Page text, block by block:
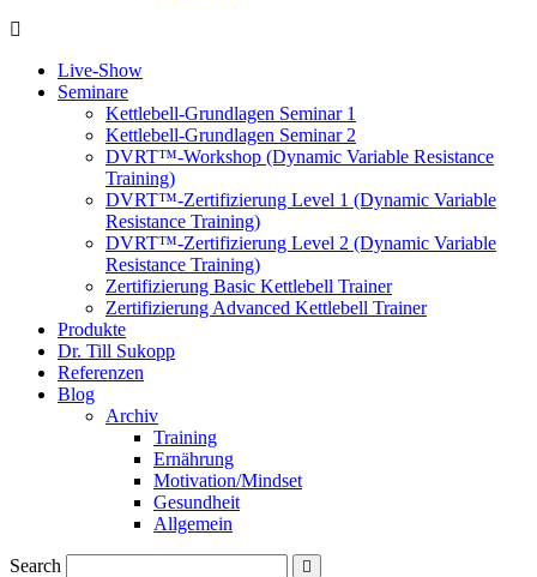
Live-Show
Seminare
Kettlebell-Grundlagen Seminar 1
Kettlebell-Grundlagen Seminar 2
DVRT™-Workshop (Dynamic Variable Resistance
Training)
DVRT™-Zertifizierung Level 1 (Dynamic Variable
Resistance Training)
DVRT™-Zertifizierung Level 2 (Dynamic Variable
Resistance Training)
Zertifizierung Basic Kettlebell Trainer
Zertifizierung Advanced Kettlebell Trainer
Produkte
Dr. Till Sukopp
Referenzen
Blog
Archiv
Training
Ernährung
Motivation/Mindset
Gesundheit
Allgemein
Search